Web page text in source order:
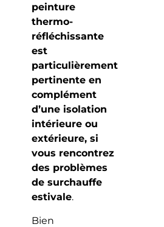
peinture
thermo-
réfléchissante
est
particulièrement
pertinente en
complément
d’une isolation
intérieure ou
extérieure, si
vous rencontrez
des problèmes
de surchauffe
estivale.
Bien